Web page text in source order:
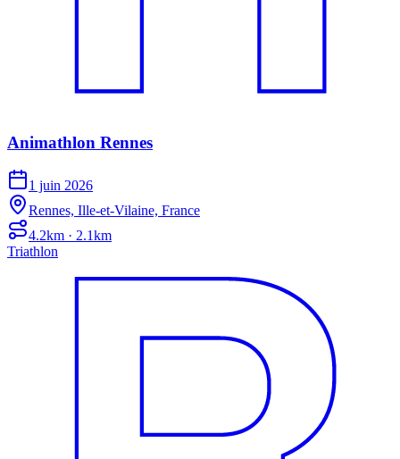
Animathlon Rennes
1 juin 2026
Rennes, Ille-et-Vilaine, France
4.2km · 2.1km
Triathlon